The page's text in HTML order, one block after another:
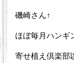
磯崎さん↑
ほぼ毎月ハンギ
寄せ植え倶楽部